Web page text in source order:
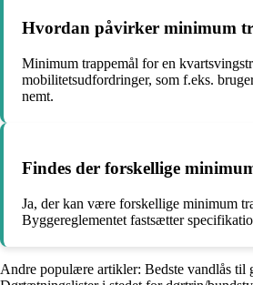
Hvordan påvirker minimum
Minimum trappemål for en
mobilitetsudfordringer, som f.eks.
nemt.
Findes der forskellige
Ja, der kan være forskellige minimum
Byggereglementet fastsætter
Andre populære artikler: Bedste vandlås til